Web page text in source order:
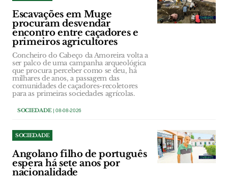
Escavações em Muge
procuram desvendar
encontro entre caçadores e
primeiros agricultores
Concheiro do Cabeço da Amoreira volta a
ser palco de uma campanha arqueológica
que procura perceber como se deu, há
milhares de anos, a passagem das
comunidades de caçadores-recoletores
para as primeiras sociedades agrícolas.
SOCIEDADE| 08-08-2026
SOCIEDADE
Angolano filho de português
espera há sete anos por
nacionalidade